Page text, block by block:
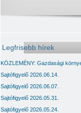
Legfrisebb hírek
KÖZLEMÉNY: Gazdasági
Sajtófigyelő 2026.06.14.
Sajtófigyelő 2026.06.07.
Sajtófigyelő 2026.05.31.
Sajtófigyelő 2026.05.24.